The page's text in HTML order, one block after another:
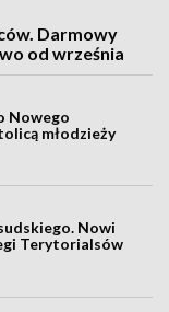
Darmowy
od września
Nowego
młodzieży
Nowi
Terytorialsów